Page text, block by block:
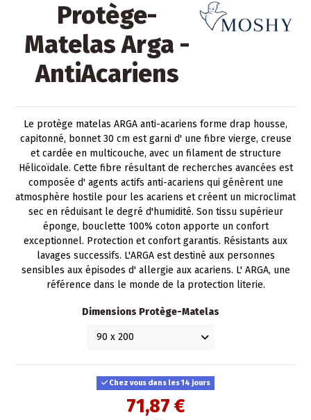
Protège-
Matelas Arga -
AntiAcariens
Le protège matelas ARGA anti-acariens forme drap housse,
capitonné, bonnet 30 cm est garni d' une fibre vierge, creuse
et cardée en multicouche, avec un filament de structure
Hélicoïdale. Cette fibre résultant de recherches avancées est
composée d' agents actifs anti-acariens qui génèrent une
atmosphère hostile pour les acariens et créent un microclimat
sec en réduisant le degré d'humidité. Son tissu supérieur
éponge, bouclette 100% coton apporte un confort
exceptionnel. Protection et confort garantis. Résistants aux
lavages successifs. L'ARGA est destiné aux personnes
sensibles aux épisodes d' allergie aux acariens. L' ARGA, une
référence dans le monde de la protection literie.
Dimensions Protège-Matelas
Chez vous dans les 14 jours
71,87 €